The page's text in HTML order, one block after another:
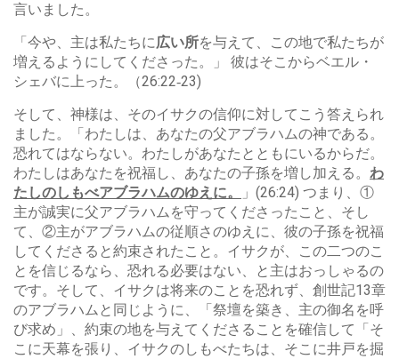
言いました。
「今や、主は私たちに広い所を与えて、この地で私たちが
増えるようにしてくださった。」 彼はそこからベエル・
シェバに上った。（26:22‐23)
そして、神様は、そのイサクの信仰に対してこう答えられ
ました。「わたしは、あなたの父アブラハムの神である。
恐れてはならない。わたしがあなたとともにいるからだ。
わたしはあなたを祝福し、あなたの子孫を増し加える。 わ
たしのしもべアブラハムのゆえに。
」(26:24) つまり、①
主が誠実に父アブラハムを守ってくださったこと、そし
て、②主がアブラハムの従順さのゆえに、彼の子孫を祝福
してくださると約束されたこと。イサクが、この二つのこ
とを信じるなら、恐れる必要はない、と主はおっしゃるの
です。そして、イサクは将来のことを恐れず、創世記13章
のアブラハムと同じように、「祭壇を築き、主の御名を呼
び求め」、約束の地を与えてくださることを確信して「そ
こに天幕を張り、イサクのしもべたちは、そこに井戸を掘